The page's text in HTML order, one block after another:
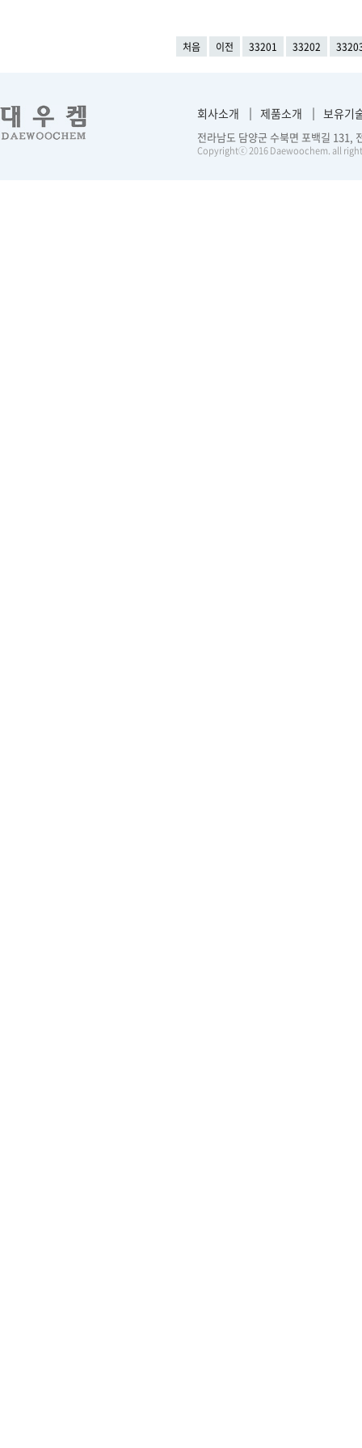
처음 이전 33201 33202
회사소개 제품소개 보유기
전라남도 담양군 수북면 포백길
Copyrightⓒ 2016 Daewoochem. all